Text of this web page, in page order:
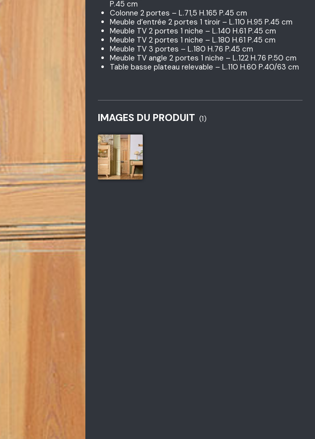
P.45 cm
Colonne 2 portes – L.71,5 H.165 P.45 cm
Meuble d’entrée 2 portes 1 tiroir – L.110 H.95 P.45 cm
Meuble TV 2 portes 1 niche – L.140 H.61 P.45 cm
Meuble TV 2 portes 1 niche – L.180 H.61 P.45 cm
Meuble TV 3 portes – L.180 H.76 P.45 cm
Meuble TV angle 2 portes 1 niche – L.122 H.76 P.50 cm
Table basse plateau relevable – L.110 H.60 P.40/63 cm
IMAGES DU PRODUIT (1)